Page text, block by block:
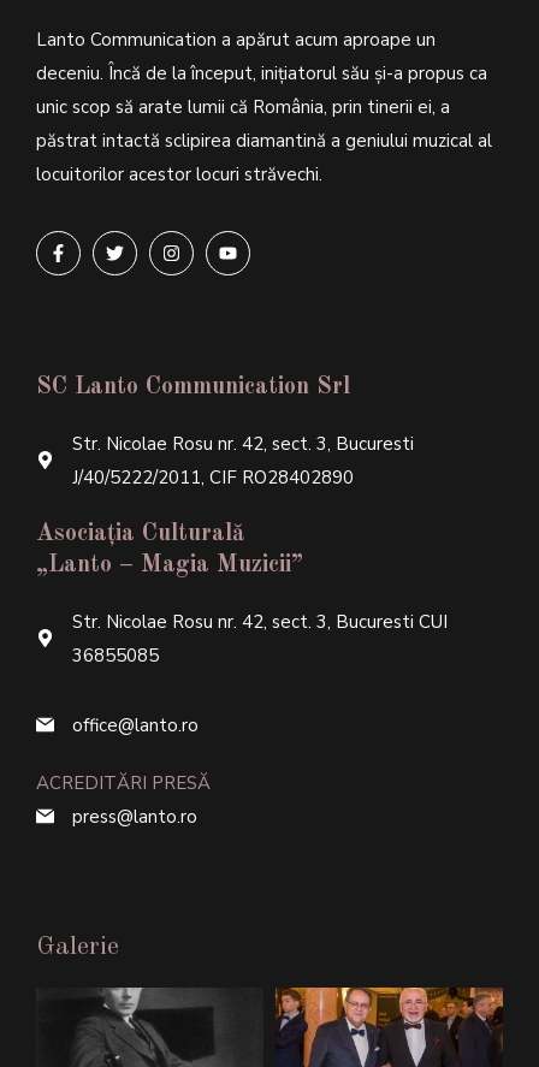
Lanto Communication a apărut acum aproape un
deceniu. Încă de la început, inițiatorul său şi-a propus ca
unic scop să arate lumii că România, prin tinerii ei, a
păstrat intactă sclipirea diamantină a geniului muzical al
locuitorilor acestor locuri străvechi.
SC Lanto Communication Srl
Str. Nicolae Rosu nr. 42, sect. 3, Bucuresti
J/40/5222/2011, CIF RO28402890
Asociația Culturală
„Lanto – Magia Muzicii”
Str. Nicolae Rosu nr. 42, sect. 3, Bucuresti CUI
36855085
office@lanto.ro
ACREDITĂRI PRESĂ
press@lanto.ro
Galerie